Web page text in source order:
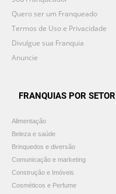
Quero ser um Franqueado
Termos de Uso e Privacidade
Divulgue sua Franquia
Anuncie
FRANQUIAS POR SETOR
Alimentação
Beleza e saúde
Brinquedos e diversão
Comunicação e marketing
Construção e Imóveis
Cosméticos e Perfume